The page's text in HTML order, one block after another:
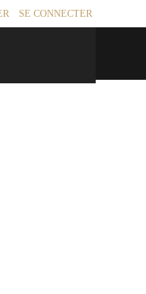
SE CONNECTER